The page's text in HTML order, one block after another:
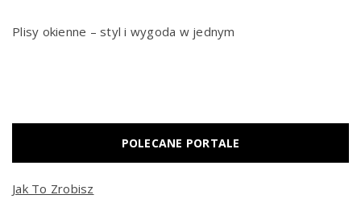
Plisy okienne – styl i wygoda w jednym
POLECANE PORTALE
Jak To Zrobisz